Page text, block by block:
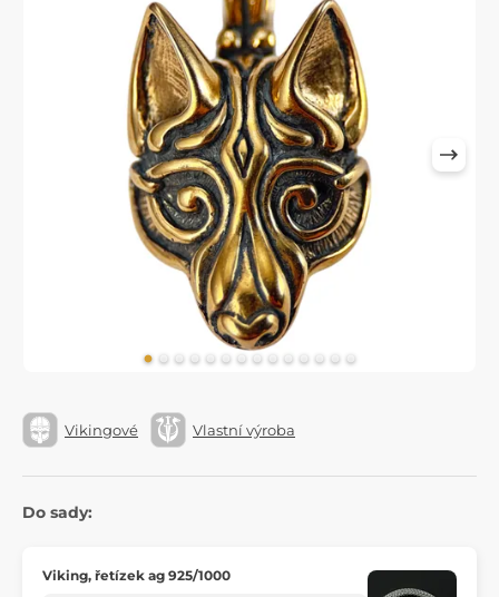
Vikingové Vlastní výroba
Do sady:
Viking, řetízek ag 925/1000